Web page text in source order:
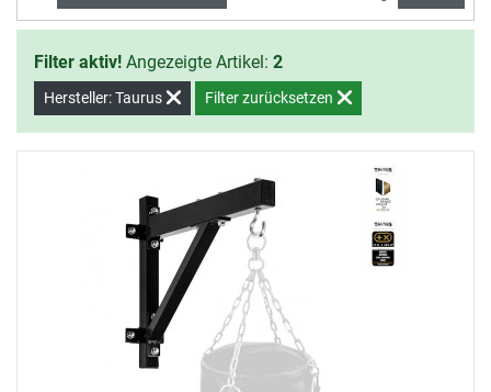
Filter aktiv! Angezeigte Artikel: 2
Hersteller: Taurus Filter zurücksetzen